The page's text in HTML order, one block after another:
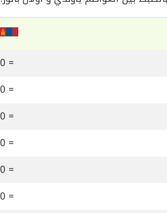
= 07:00 صباحاً
= 08:00 صباحاً
= 09:00 صباحاً
= 10:00 صباحاً
= 11:00 صباحاً
= 12:00 مساءً